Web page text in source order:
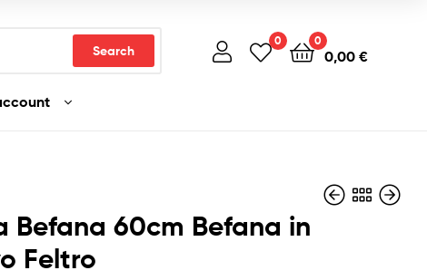
Search
0 0
0,00 €
Befana 60cm Befana in
Feltro